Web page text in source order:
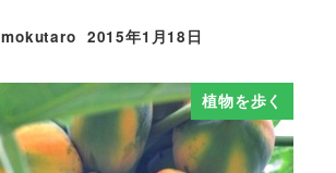
mokutaro 2015年1月18日
植物を歩く